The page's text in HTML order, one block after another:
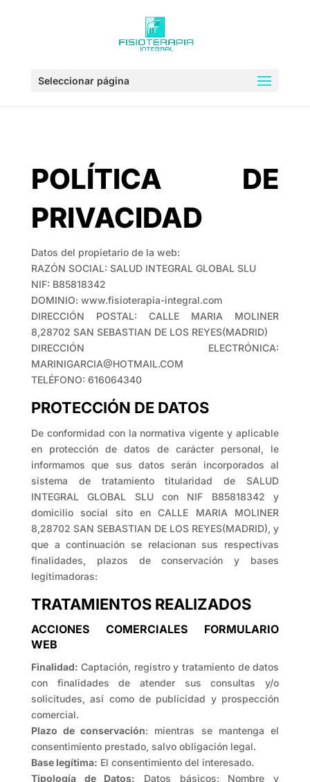
Seleccionar página
POLÍTICA DE
PRIVACIDAD
Datos del propietario de la web:
RAZÓN SOCIAL: SALUD INTEGRAL GLOBAL SLU
NIF: B85818342
DOMINIO: www.fisioterapia-integral.com
DIRECCIÓN POSTAL: CALLE MARIA MOLINER
8,28702 SAN SEBASTIAN DE LOS REYES(MADRID)
DIRECCIÓN ELECTRÓNICA:
MARINIGARCIA@HOTMAIL.COM
TELÉFONO: 616064340
PROTECCIÓN DE DATOS
De conformidad con la normativa vigente y aplicable
en protección de datos de carácter personal, le
informamos que sus datos serán incorporados al
sistema de tratamiento titularidad de SALUD
INTEGRAL GLOBAL SLU con NIF B85818342 y
domicilio social sito en CALLE MARIA MOLINER
8,28702 SAN SEBASTIAN DE LOS REYES(MADRID), y
que a continuación se relacionan sus respectivas
finalidades, plazos de conservación y bases
legitimadoras:
TRATAMIENTOS REALIZADOS
ACCIONES COMERCIALES FORMULARIO
WEB
Finalidad: Captación, registro y tratamiento de datos
con finalidades de atender sus consultas y/o
solicitudes, así como de publicidad y prospección
comercial.
Plazo de conservación: mientras se mantenga el
consentimiento prestado, salvo obligación legal.
Base legítima: El consentimiento del interesado.
Tipología de Datos: Datos básicos: Nombre y